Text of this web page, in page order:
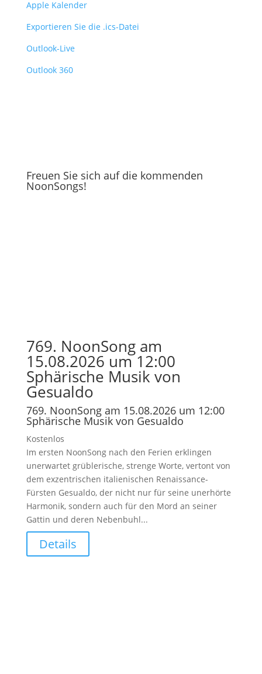
Apple Kalender
Exportieren Sie die .ics-Datei
Outlook-Live
Outlook 360
Freuen Sie sich auf die kommenden
NoonSongs!
769. NoonSong am
15.08.2026 um 12:00
Sphärische Musik von
Gesualdo
769. NoonSong am 15.08.2026 um 12:00
Sphärische Musik von Gesualdo
Kostenlos
Im ersten NoonSong nach den Ferien erklingen
unerwartet grüblerische, strenge Worte, vertont von
dem exzentrischen italienischen Renaissance-
Fürsten Gesualdo, der nicht nur für seine unerhörte
Harmonik, sondern auch für den Mord an seiner
Gattin und deren Nebenbuhl...
Details